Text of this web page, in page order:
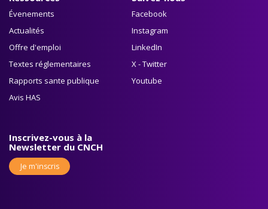
Évenements
Actualités
Offre d'emploi
Textes réglementaires
Rapports sante publique
Avis HAS
Facebook
Instagram
LinkedIn
X - Twitter
Youtube
Inscrivez-vous à la
Newsletter du CNCH
Je m'inscris